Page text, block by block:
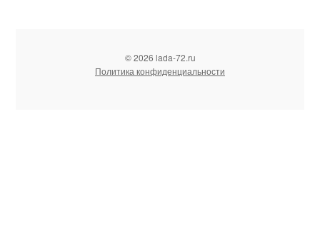
© 2026 lada-72.ru
Политика конфиденциальности